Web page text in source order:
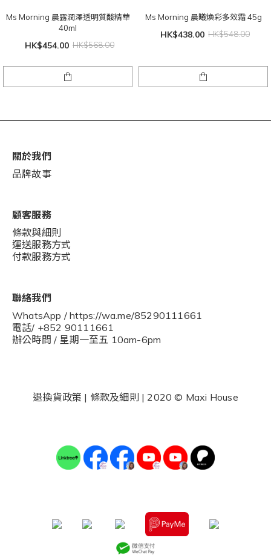
Ms Morning 晨露潤澤透明質酸精華
40ml
HK$454.00 HK$568.00
Ms Morning 晨曦煥彩多效霜 45g
HK$438.00 HK$548.00
關於我們
品牌故事
顧客服務
條款與細則
運送服務方式
付款服務方式
聯絡我們
WhatsApp / https://wa.me/85290111661
電話/ +852 90111661
辦公時間 / 星期一至五 10am-6pm
退換貨政策 | 條款及細則 | 2020 © Maxi House